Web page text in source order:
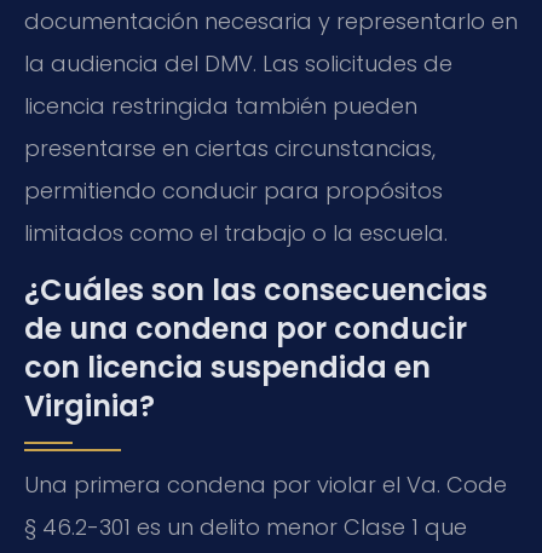
documentación necesaria y representarlo en
la audiencia del DMV. Las solicitudes de
licencia restringida también pueden
presentarse en ciertas circunstancias,
permitiendo conducir para propósitos
limitados como el trabajo o la escuela.
¿Cuáles son las consecuencias
de una condena por conducir
con licencia suspendida en
Virginia?
Una primera condena por violar el Va. Code
§ 46.2-301 es un delito menor Clase 1 que